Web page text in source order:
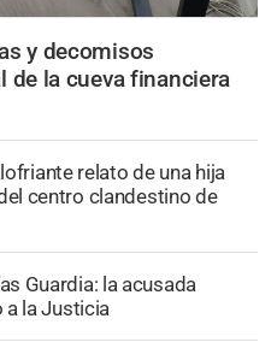
y decomisos
la cueva financiera
relato de una hija
centro clandestino de
Guardia: la acusada
a la Justicia